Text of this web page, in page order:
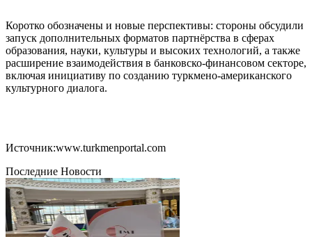
Коротко обозначены и новые перспективы: стороны обсудили
запуск дополнительных форматов партнёрства в сферах
образования, науки, культуры и высоких технологий, а также
расширение взаимодействия в банковско-финансовом секторе,
включая инициативу по созданию туркмено-американского
культурного диалога.
Источник:www.turkmenportal.com
Последние Новости